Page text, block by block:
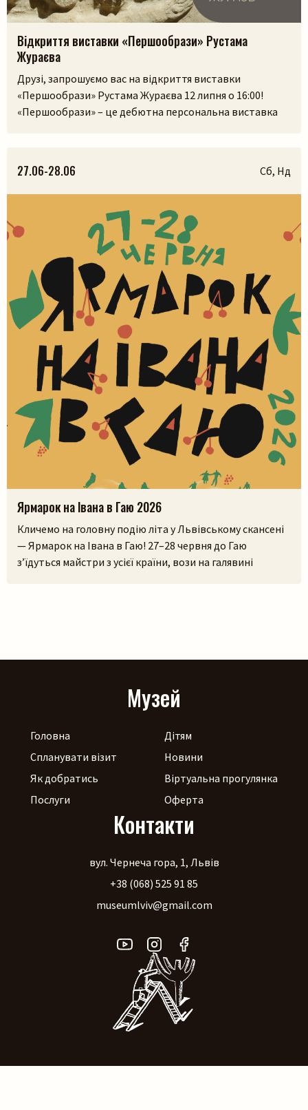
Відкриття виставки «Першообрази» Рустама
Жураєва
Друзі, запрошуємо вас на відкриття виставки
«Першообрази» Рустама Жураєва 12 липня о 16:00!
«Першообрази» – це дебютна персональна виставка
передати досвід і встановити зв’язок із сакральним.
Камінь, як матеріал, існував задовго до появи людини,
27.06-28.06 Сб, Нд
Ярмарок на Івана в Гаю 2026
Кличемо на головну подію літа у Львівському скансені
— Ярмарок на Івана в Гаю! 27–28 червня до Гаю
з’їдуться майстри з усієї країни, вози на галявині
Музей
Головна
Спланувати візит
Як добратись
Послуги
Дітям
Новини
Віртуальна прогулянка
Оферта
Контакти
вул. Чернеча гора, 1, Львів
+38 (068) 525 91 85
museumlviv@gmail.com